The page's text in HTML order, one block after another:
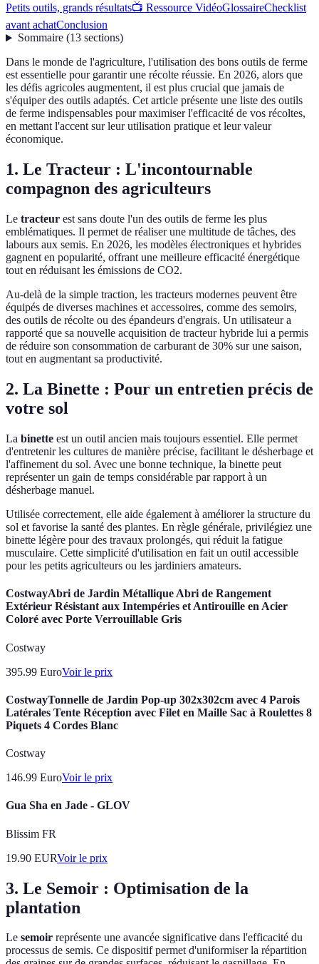
Petits outils, grands résultats📺 Ressource VidéoGlossaireChecklist
avant achatConclusion
Sommaire(13 sections)
Dans le monde de l'agriculture, l'utilisation des bons outils de ferme
est essentielle pour garantir une récolte réussie. En 2026, alors que
les défis agricoles augmentent, il est plus crucial que jamais de
s'équiper des outils adaptés. Cet article présente une liste des outils
de ferme indispensables pour maximiser l'efficacité de vos récoltes,
en mettant l'accent sur leur utilisation pratique et leur valeur
économique.
1. Le Tracteur : L'incontournable
compagnon des agriculteurs
Le tracteur est sans doute l'un des outils de ferme les plus
emblématiques. Il permet de réaliser une multitude de tâches, des
labours aux semis. En 2026, les modèles électroniques et hybrides
gagnent en popularité, offrant une meilleure efficacité énergétique
tout en réduisant les émissions de CO2.
Au-delà de la simple traction, les tracteurs modernes peuvent être
équipés de diverses machines et accessoires, comme des semoirs,
des outils de récolte ou des épandeurs d'engrais. Un utilisateur a
rapporté que sa nouvelle acquisition de tracteur hybride lui a permis
de réduire son consommation de carburant de 30% sur une saison,
tout en augmentant sa productivité.
2. La Binette : Pour un entretien précis de
votre sol
La binette est un outil ancien mais toujours essentiel. Elle permet
d'entretenir les cultures de manière précise, facilitant le désherbage et
l'affinement du sol. Avec une bonne technique, la binette peut
représenter un gain de temps considérable par rapport à un
désherbage manuel.
Utilisée correctement, elle aide également à améliorer la structure du
sol et favorise la santé des plantes. En règle générale, privilégiez une
binette légère pour des travaux prolongés, qui réduit la fatigue
musculaire. Cette simplicité d'utilisation en fait un outil accessible
pour les petits agriculteurs ou les jardiniers amateurs.
CostwayAbri de Jardin Métallique Abri de Rangement
Extérieur Résistant aux Intempéries et Antirouille en Acier
Coloré avec Porte Verrouillable Gris
Costway
395.99 EuroVoir le prix
CostwayTonnelle de Jardin Pop-up 302x302cm avec 4 Parois
Latérales Tente Réception avec Filet en Maille Sac à Roulettes 8
Piquets 4 Cordes Blanc
Costway
146.99 EuroVoir le prix
Gua Sha en Jade - GLOV
Blissim FR
19.90 EURVoir le prix
3. Le Semoir : Optimisation de la
plantation
Le semoir représente une avancée significative dans l'efficacité du
processus de semis. Ce dispositif permet d'uniformiser la répartition